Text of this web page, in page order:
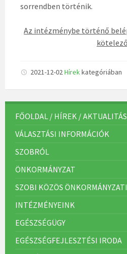
sorrendben történik.
Az intézménybe történő
2021-12-02Hírekkategóriában
FŐOLDAL / HÍREK /
VÁLASZTÁSI INFORMÁCIÓK
SZOBRÓL
ÖNKORMÁNYZAT
SZOBI KÖZÖS
INTÉZMÉNYEINK
EGÉSZSÉGÜGY
EGÉSZSÉGFEJLESZTÉSI IRODA